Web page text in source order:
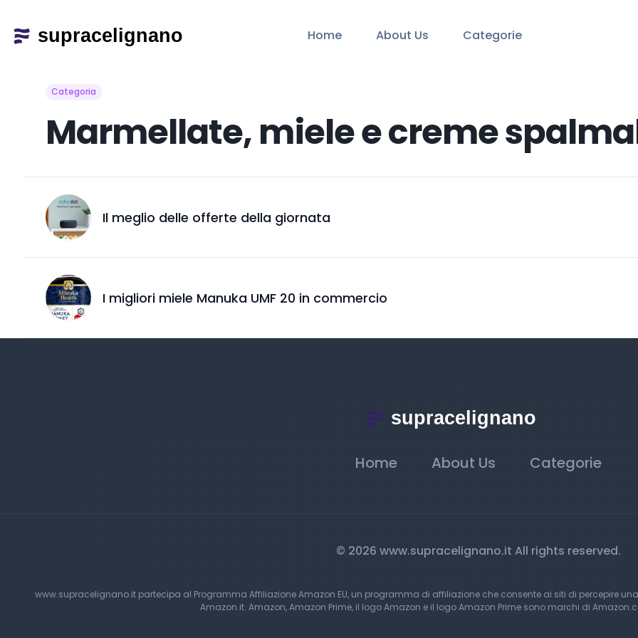
Home About Us Categorie
Categoria
Marmellate, miele e creme
Il meglio delle offerte della giornata
I migliori miele Manuka UMF 20 in commercio
Home About Us Categorie
© 2026 www.supracelignano.it All rights reserved.
www.supracelignano.it partecipa al Programma Affiliazione Amazon EU, un programma di affiliazione che consente ai siti di percepire
Amazon.it. Amazon, Amazon Prime, il logo Amazon e il logo Amazon Prime sono marchi di